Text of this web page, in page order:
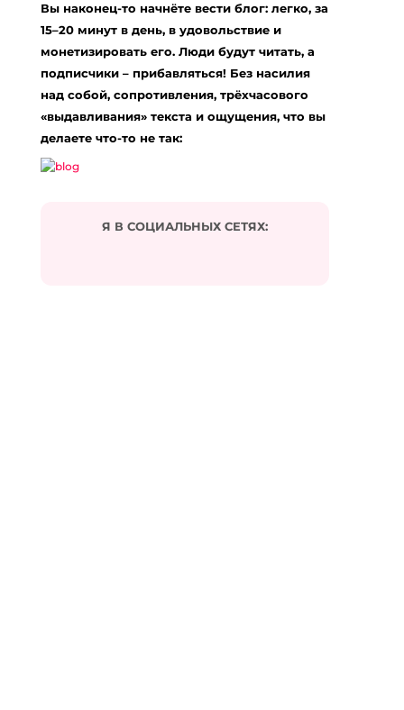
Обязательные поля помечены*
Подписаться на комментарии по e-mail
Вы наконец-то начнёте вести блог: легко, за
15–20 минут в день, в удовольствие и
монетизировать его. Люди будут читать, а
подписчики – прибавляться! Без насилия
над собой, сопротивления, трёхчасового
«выдавливания» текста и ощущения, что вы
делаете что-то не так:
Я В СОЦИАЛЬНЫХ СЕТЯХ: